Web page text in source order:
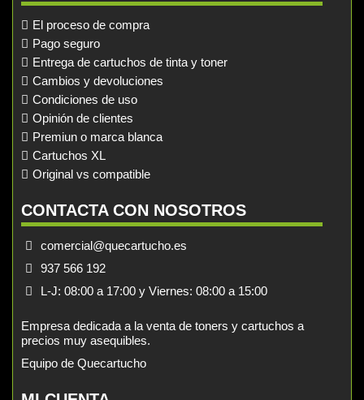
El proceso de compra
Pago seguro
Entrega de cartuchos de tinta y toner
Cambios y devoluciones
Condiciones de uso
Opinión de clientes
Premiun o marca blanca
Cartuchos XL
Original vs compatible
CONTACTA CON NOSOTROS
comercial@quecartucho.es
937 566 192
L-J: 08:00 a 17:00 y Viernes: 08:00 a 15:00
Empresa dedicada a la venta de toners y cartuchos a
precios muy asequibles.
Equipo de Quecartucho